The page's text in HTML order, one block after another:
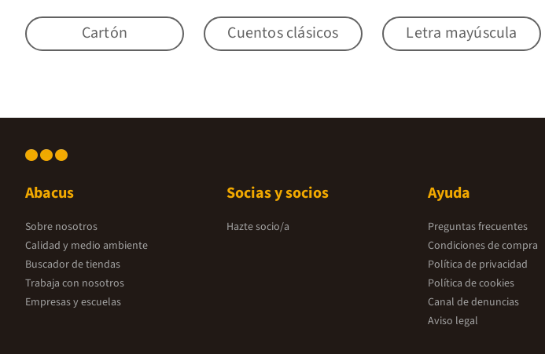
Cartón Cuentos clásicos Letra mayúscula
Abacus
Sobre nosotros
Calidad y medio ambiente
Buscador de tiendas
Trabaja con nosotros
Empresas y escuelas
Socias y socios
Hazte socio/a
Ayuda
Preguntas frecuentes
Condiciones de compra
Política de privacidad
Política de cookies
Canal de denuncias
Aviso legal